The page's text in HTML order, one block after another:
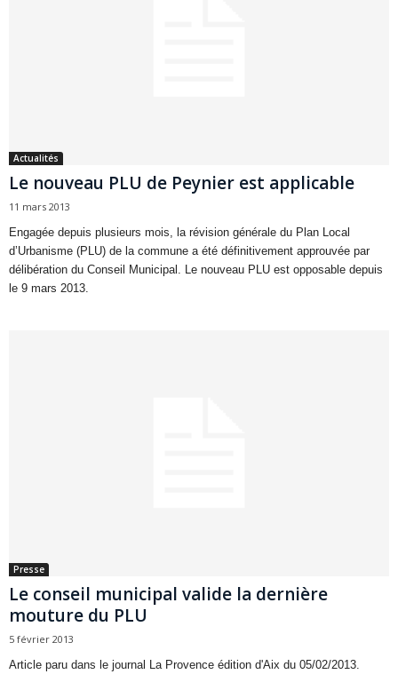
Actualités
Le nouveau PLU de Peynier est applicable
11 mars 2013
Engagée depuis plusieurs mois, la révision générale du Plan Local
d’Urbanisme (PLU) de la commune a été définitivement approuvée par
délibération du Conseil Municipal. Le nouveau PLU est opposable depuis
le 9 mars 2013.
Presse
Le conseil municipal valide la dernière
mouture du PLU
5 février 2013
Article paru dans le journal La Provence édition d'Aix du 05/02/2013.